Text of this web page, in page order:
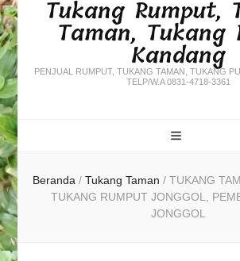
Tukang Rumput,
Taman, Tukang
Kandang
PENJUAL RUMPUT, TUKANG TAMAN, TUKANG
TELP/W.A 0831-4718-3361
Beranda / Tukang Taman / TUKANG
TUKANG RUMPUT JONGGOL,
JONGGOL